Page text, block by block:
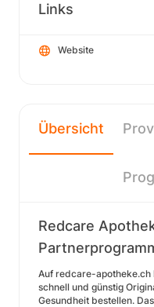
Links
Website
Übersicht
Redcare
Auf redcare-apotheke.ch
schnell und günstig
Gesundheit bestellen.